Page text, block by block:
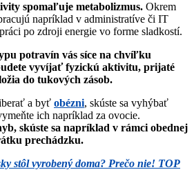
spomaľuje metabolizmus. Okrem
napríklad v administratíve či IT
po zdroji energie vo forme sladkostí.
potravín vás síce na chvíľku
vyvíjať fyzickú aktivitu, prijaté
do tukových zásob.
a byť obézni, skúste sa vyhýbať
ich napríklad za ovocie.
skúste sa napríklad v rámci obednej
prechádzku.
stôl vyrobený doma? Prečo nie! TOP